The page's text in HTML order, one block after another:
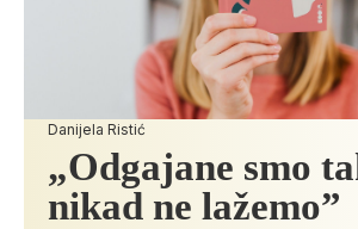
Danijela Ristić
„Odgajane smo
nikad ne lažemo”